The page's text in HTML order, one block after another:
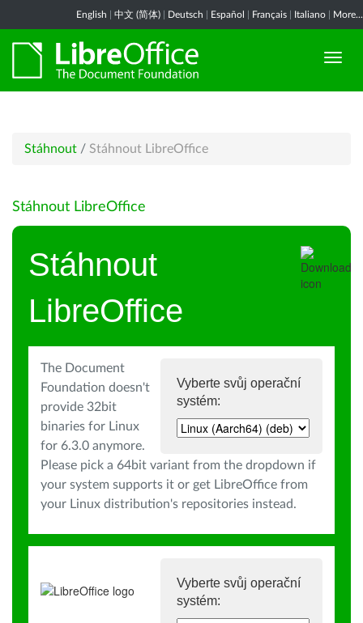
English 中文 (简体) Deutsch Español Français Italiano More...
Stáhnout / Stáhnout LibreOffice
Stáhnout LibreOffice
Stáhnout
LibreOffice
Vyberte svůj operační
systém:
The Document
Foundation doesn't
provide 32bit
binaries for Linux
for 6.3.0 anymore.
Please pick a 64bit variant from the dropdown if
your system supports it or get LibreOffice from
your Linux distribution's repositories instead.
Vyberte svůj operační
systém: